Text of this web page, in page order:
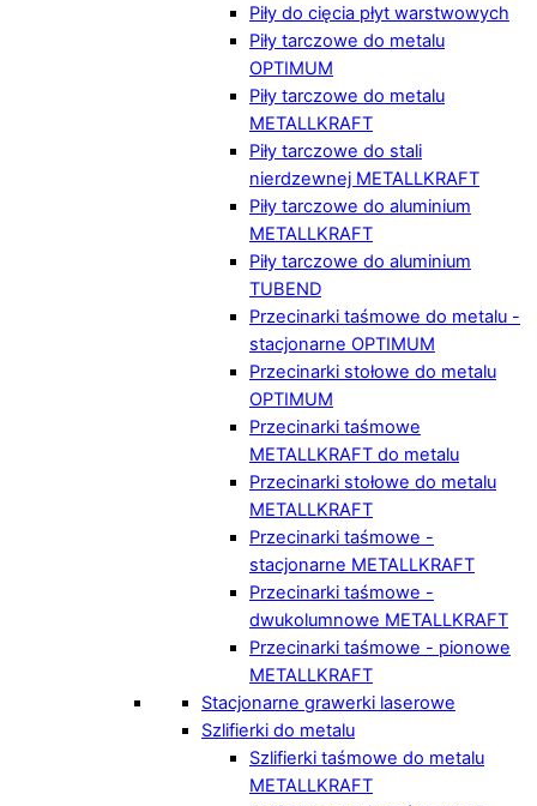
Piły do cięcia płyt warstwowych
Piły tarczowe do metalu
OPTIMUM
Piły tarczowe do metalu
METALLKRAFT
Piły tarczowe do stali
nierdzewnej METALLKRAFT
Piły tarczowe do aluminium
METALLKRAFT
Piły tarczowe do aluminium
TUBEND
Przecinarki taśmowe do metalu -
stacjonarne OPTIMUM
Przecinarki stołowe do metalu
OPTIMUM
Przecinarki taśmowe
METALLKRAFT do metalu
Przecinarki stołowe do metalu
METALLKRAFT
Przecinarki taśmowe -
stacjonarne METALLKRAFT
Przecinarki taśmowe -
dwukolumnowe METALLKRAFT
Przecinarki taśmowe - pionowe
METALLKRAFT
Stacjonarne grawerki laserowe
Szlifierki do metalu
Szlifierki taśmowe do metalu
METALLKRAFT